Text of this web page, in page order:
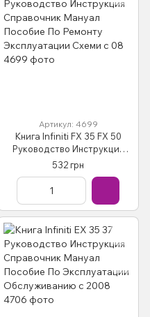
Артикул: 4699
Книга Infiniti FX 35 FX 50
Руководство Инструкция
Справочник Мануал
Пособие По Ремонту
Эксплуатации Схеми c 08
532 грн